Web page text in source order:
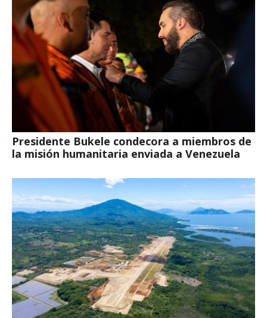
Presidente Bukele condecora a miembros de
la misión humanitaria enviada a Venezuela